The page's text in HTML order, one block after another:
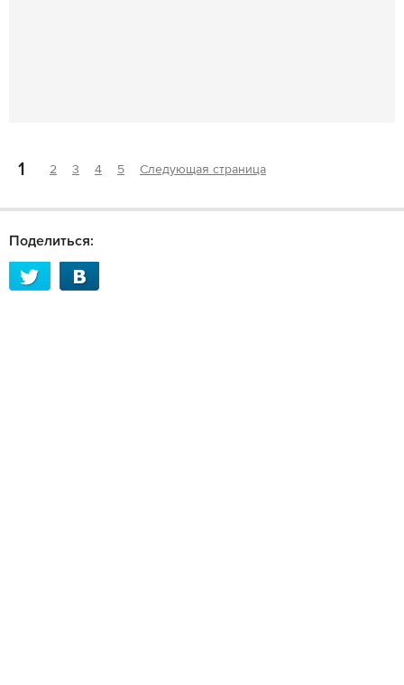
1 2 3 4 5 Следующая страница
Поделиться: